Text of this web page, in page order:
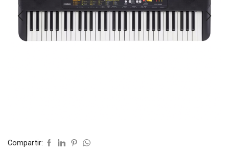
Compartir: